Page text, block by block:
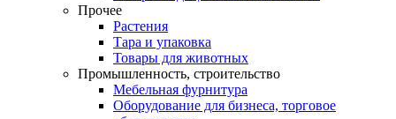
Прочее
Растения
Тара и упаковка
Товары для животных
Промышленность, строительство
Мебельная фурнитура
Оборудование для бизнеса, торговое